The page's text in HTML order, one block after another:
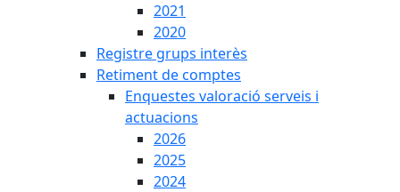
2021
2020
Registre grups interès
Retiment de comptes
Enquestes valoració serveis i
actuacions
2026
2025
2024